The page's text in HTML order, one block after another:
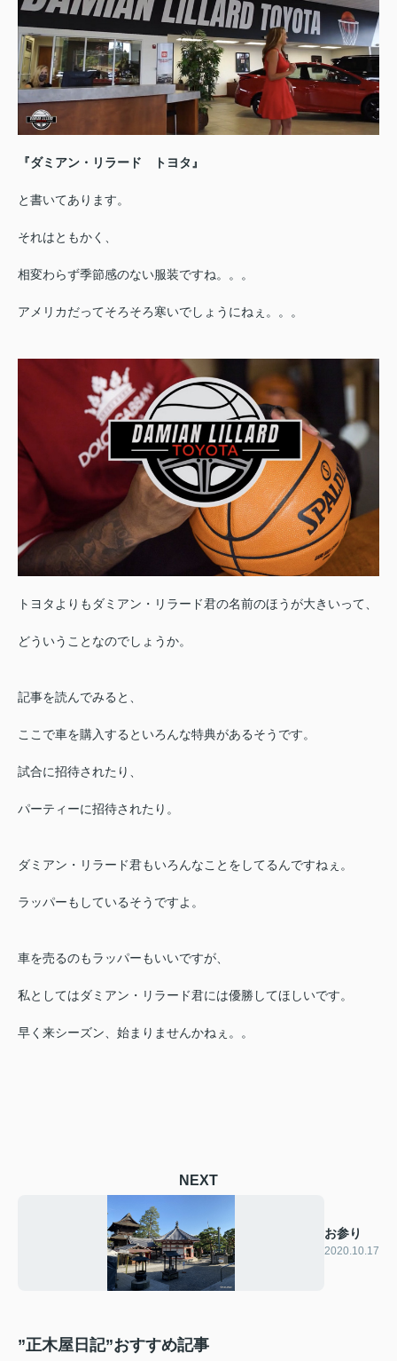
『ダミアン・リラード トヨタ』
と書いてあります。
それはともかく、
相変わらず季節感のない服装ですね。。。
アメリカだってそろそろ寒いでしょうにねぇ。。。
トヨタよりもダミアン・リラード君の名前のほうが大きいって、
どういうことなのでしょうか。
記事を読んでみると、
ここで車を購入するといろんな特典があるそうです。
試合に招待されたり、
パーティーに招待されたり。
ダミアン・リラード君もいろんなことをしてるんですねぇ。
ラッパーもしているそうですよ。
車を売るのもラッパーもいいですが、
私としてはダミアン・リラード君には優勝してほしいです。
早く来シーズン、始まりませんかねぇ。。
NEXT
お参り
2020.10.17
”正木屋日記”おすすめ記事